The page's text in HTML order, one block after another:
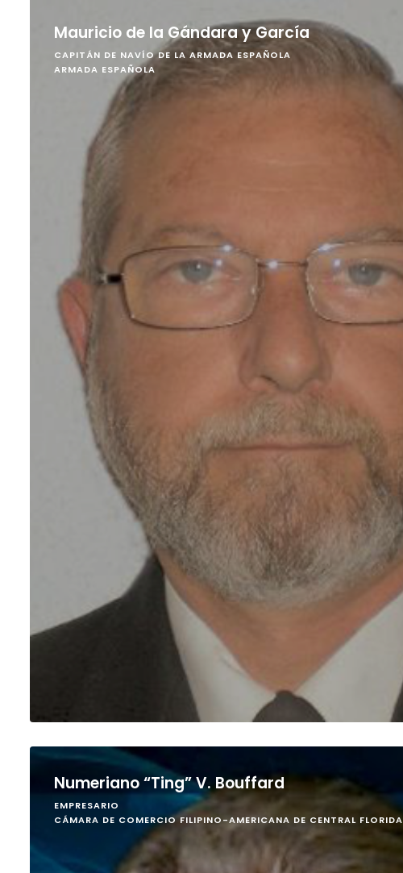
Mauricio de la Gándara y García
CAPITÁN DE NAVÍO DE LA ARMADA ESPAÑOLA
ARMADA ESPAÑOLA
Numeriano “Ting” V. Bouffard
EMPRESARIO
CÁMARA DE COMERCIO FILIPINO-AMERICANA DE CENTRAL FLORIDA